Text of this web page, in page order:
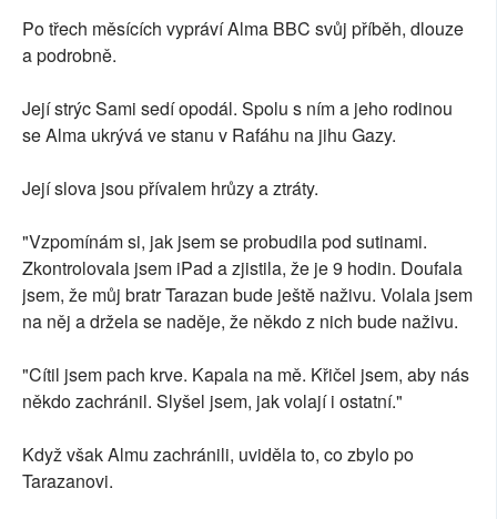
Po třech měsících vypráví Alma BBC svůj příběh, dlouze
a podrobně.
Její strýc Sami sedí opodál. Spolu s ním a jeho rodinou
se Alma ukrývá ve stanu v Rafáhu na jihu Gazy.
Její slova jsou přívalem hrůzy a ztráty.
"Vzpomínám si, jak jsem se probudila pod sutinami.
Zkontrolovala jsem iPad a zjistila, že je 9 hodin. Doufala
jsem, že můj bratr Tarazan bude ještě naživu. Volala jsem
na něj a držela se naděje, že někdo z nich bude naživu.
"Cítil jsem pach krve. Kapala na mě. Křičel jsem, aby nás
někdo zachránil. Slyšel jsem, jak volají i ostatní."
Když však Almu zachránili, uviděla to, co zbylo po
Tarazanovi.